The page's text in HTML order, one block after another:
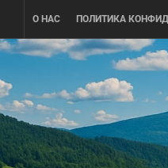
content
О НАС ПОЛИТИКА